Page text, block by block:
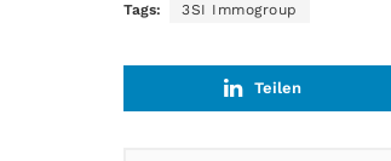
Tags: 3SI Immogroup
Teilen